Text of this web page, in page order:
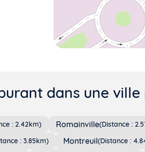
dans une ville
: 2.42km) Romainville(Distance :
: 3.85km) Montreuil(Distance :